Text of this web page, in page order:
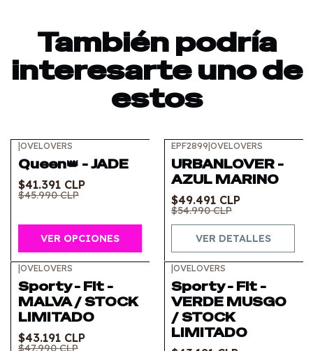
También podría
interesarte uno de
estos
|OVELOVERS
Queen👑 - JADE
$41.391 CLP
$45.990 CLP
VER OPCIONES
OFF
Agotado
EPF2899|OVELOVERS
URBANLOVER -
AZUL MARINO
$49.491 CLP
$54.990 CLP
VER DETALLES
|OVELOVERS
Sporty - Fit -
MALVA / STOCK
LIMITADO
$43.191 CLP
$47.990 CLP
|OVELOVERS
Sporty - Fit -
VERDE MUSGO
/ STOCK
LIMITADO